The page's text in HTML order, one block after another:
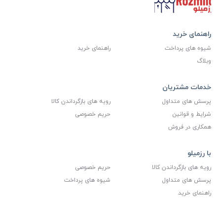
راهنمای خرید
شیوه های پرداخت
راهنمای خرید
وبلاگ
خدمات مشتریان
پرسش های متداول
رویه های بازگرداندن کالا
شرایط و قوانین
حریم خصوصی
همکاری در فروش
با رزمیلو
رویه های بازگرداندن کالا
حریم خصوصی
پرسش های متداول
شیوه های پرداخت
راهنمای خرید